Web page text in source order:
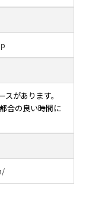
があります。
合の良い時間に